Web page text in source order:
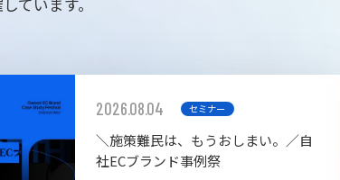
ています。
2026.08.04 セミナー
＼施策難民は、もうおしまい。／自
社ECブランド事例祭